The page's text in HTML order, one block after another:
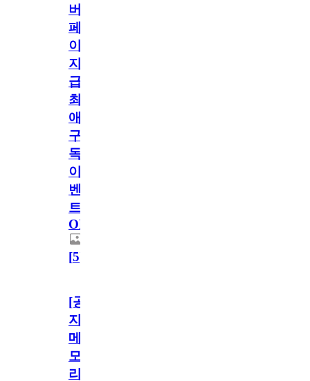
버
페
이
지
급!
최
애
구
독
이
벤
트
OPEN!
[5]
[공
지]
메
모
리